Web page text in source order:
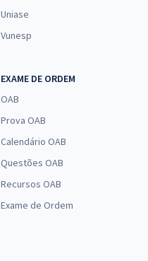
Uniase
Vunesp
EXAME DE ORDEM
OAB
Prova OAB
Calendário OAB
Questões OAB
Recursos OAB
Exame de Ordem